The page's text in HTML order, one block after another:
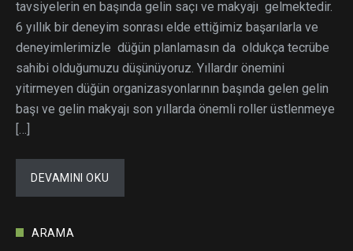
tavsiyelerin en başında gelin saçı ve makyajı gelmektedir.
6 yıllık bir deneyim sonrası elde ettiğimiz başarılarla ve
deneyimlerimizle düğün planlamasın da oldukça tecrübe
sahibi olduğumuzu düşünüyoruz. Yıllardır önemini
yitirmeyen düğün organizasyonlarının başında gelen gelin
başı ve gelin makyajı son yıllarda önemli roller üstlenmeye
[…]
DEVAMINI OKU
ARAMA